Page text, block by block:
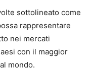
sottolineato come
rappresentare
nei mercati
con il maggior
mondo.